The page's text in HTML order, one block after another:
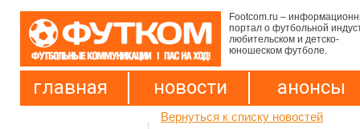
Footcom.ru –
портал о футбольной
любительском и детско-
юношеском футболе.
главная новости анонсы
Вернуться к списку новостей